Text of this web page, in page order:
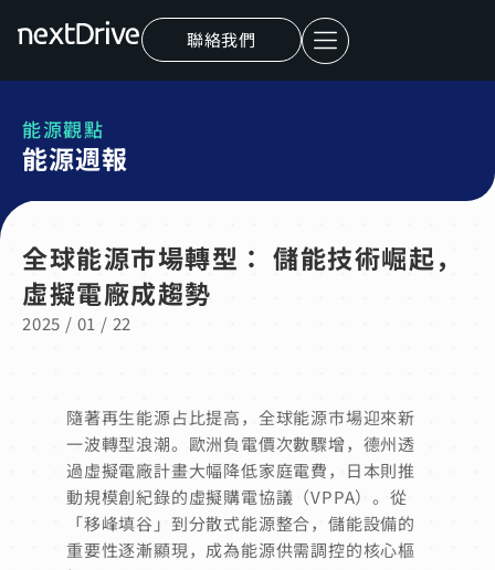
聯絡我們
能源觀點
能源週報
全球能源市場轉型： 儲能技術崛起，
虛擬電廠成趨勢
2025 / 01 / 22
隨著再生能源占比提高，全球能源市場迎來新
一波轉型浪潮。歐洲負電價次數驟增，德州透
過虛擬電廠計畫大幅降低家庭電費，日本則推
動規模創紀錄的虛擬購電協議（VPPA）。從
「移峰填谷」到分散式能源整合，儲能設備的
重要性逐漸顯現，成為能源供需調控的核心樞